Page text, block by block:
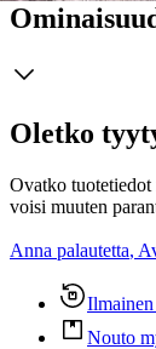
Oletko
Ovatko tuotetiedot
voisi muuten
Anna palautetta,
Nouto